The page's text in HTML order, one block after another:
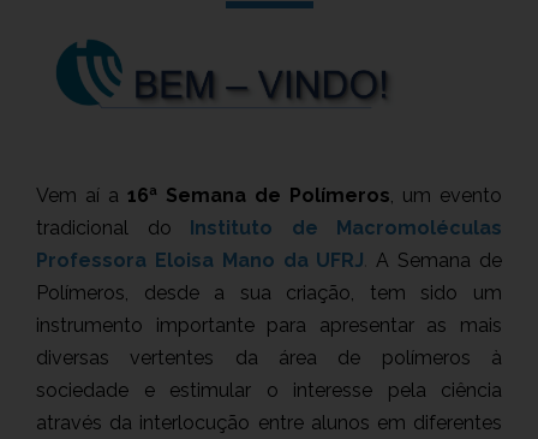
Vem aí a 16ª Semana de Polímeros, um evento
tradicional do
Instituto de Macromoléculas
Professora Eloisa Mano da UFRJ .A Semana de
Polímeros, desde a sua criação, tem sido um
instrumento importante para apresentar as mais
diversas vertentes da área de polímeros à
sociedade e estimular o interesse pela ciência
através da interlocução entre alunos em diferentes